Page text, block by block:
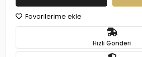
Favorilerime ekle
Hızlı Gönderi